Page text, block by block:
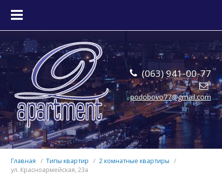
ГЛАВНАЯ
КВАРТИРЫ
О НАС
КОНТАКТЫ
(063) 941-00-77
podobovo77@gmail.com
Главная Типы квартир
2 комнатные квартиры
ул. Красноармейская, 23а